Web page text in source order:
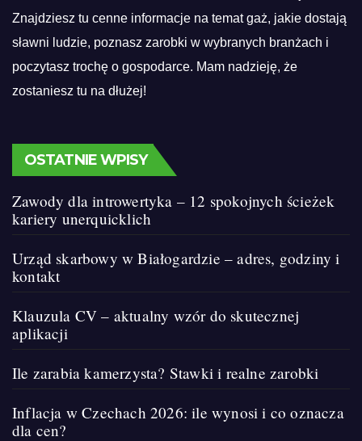
Znajdziesz tu cenne informacje na temat gaż, jakie dostają
sławni ludzie, poznasz zarobki w wybranych branżach i
poczytasz trochę o gospodarce. Mam nadzieję, że
zostaniesz tu na dłużej!
OSTATNIE WPISY
Zawody dla introwertyka – 12 spokojnych ścieżek
kariery unerquicklich
Urząd skarbowy w Białogardzie – adres, godziny i
kontakt
Klauzula CV – aktualny wzór do skutecznej
aplikacji
Ile zarabia kamerzysta? Stawki i realne zarobki
Inflacja w Czechach 2026: ile wynosi i co oznacza
dla cen?